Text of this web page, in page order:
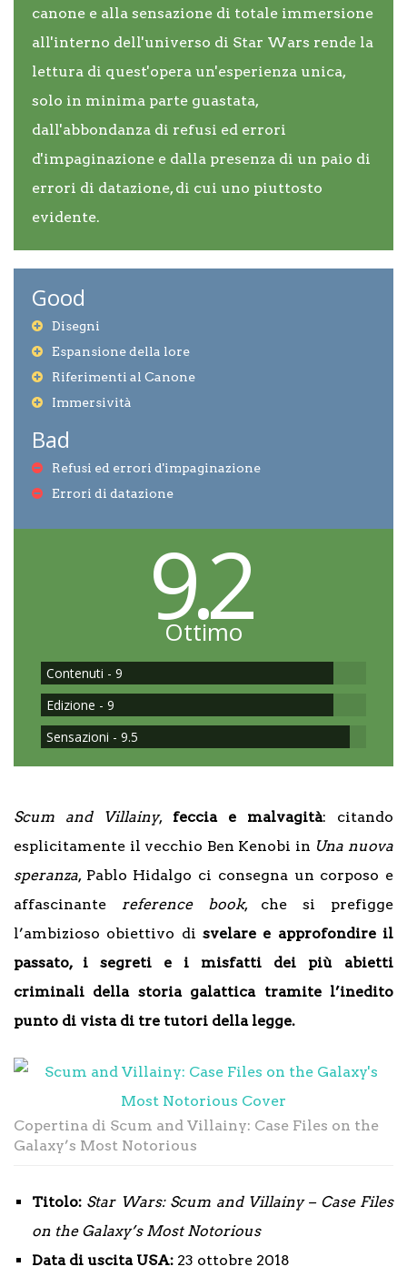
canone e alla sensazione di totale immersione
all'interno dell'universo di Star Wars rende la
lettura di quest'opera un'esperienza unica,
solo in minima parte guastata,
dall'abbondanza di refusi ed errori
d'impaginazione e dalla presenza di un paio di
errori di datazione, di cui uno piuttosto
evidente.
Good
Disegni
Espansione della lore
Riferimenti al Canone
Immersività
Bad
Refusi ed errori d'impaginazione
Errori di datazione
9.2
Ottimo
Contenuti - 9
Edizione - 9
Sensazioni - 9.5
Scum and Villainy, feccia e malvagità: citando
esplicitamente il vecchio Ben Kenobi in Una nuova
speranza, Pablo Hidalgo ci consegna un corposo e
affascinante reference book, che si prefigge
l’ambizioso obiettivo di svelare e approfondire il
passato, i segreti e i misfatti dei più abietti
criminali della storia galattica tramite l’inedito
punto di vista di tre tutori della legge.
Copertina di Scum and Villainy: Case Files on the
Galaxy’s Most Notorious
Titolo: Star Wars: Scum and Villainy – Case Files
on the Galaxy’s Most Notorious
Data di uscita USA: 23 ottobre 2018